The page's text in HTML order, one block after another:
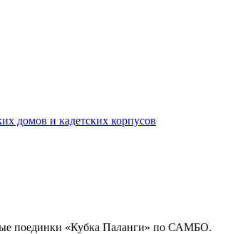
домов и кадетских корпусов
поединки «Кубка Паланги» по САМБО.